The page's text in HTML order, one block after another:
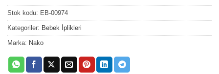
Stok kodu: EB-00974
Kategoriler: Bebek İplikleri
Marka: Nako